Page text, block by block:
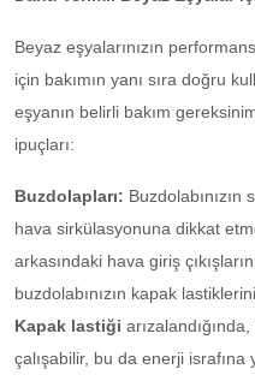
Beyaz eşyalarınızın
için bakımın yanı sıra doğru
eşyanın belirli bakım
ipuçları:
Buzdolapları: Buzdolabınızın
hava sirkülasyonuna dikkat
arkasındaki hava giriş
buzdolabınızın kapak
Kapak lastiği arızalandığında,
çalışabilir, bu da enerji israfına